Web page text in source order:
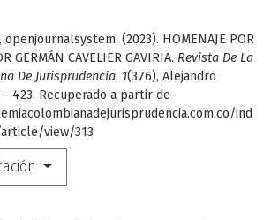
(2023). HOMENAJE POR
GERMÁN CAVELIER GAVIRIA. Revista De La
De Jurisprudencia, 1(376), Alejandro
- 423. Recuperado a partir de
ind
view/313